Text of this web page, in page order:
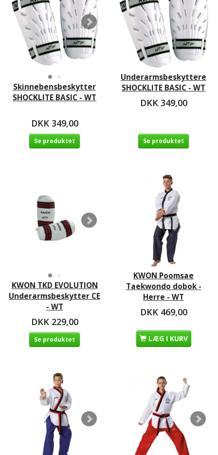
Skinnebensbeskytter
SHOCKLITE BASIC - WT
DKK 349,00
Se produktet
Underarmsbeskyttere
SHOCKLITE BASIC - WT
DKK 349,00
Se produktet
KWON TKD EVOLUTION
Underarmsbeskytter CE
- WT
DKK 229,00
Se produktet
KWON Poomsae
Taekwondo dobok -
Herre - WT
DKK 469,00
LÆG I KURV